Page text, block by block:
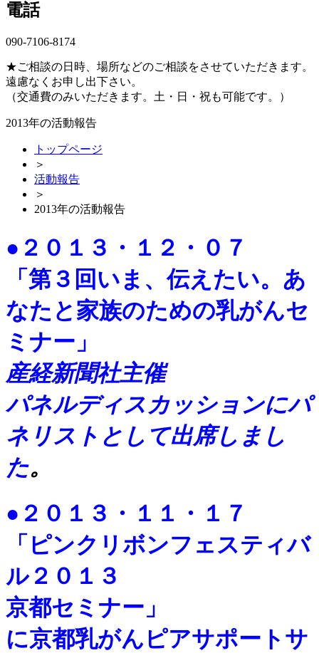
電話
090-7106-8174
★ご相談の日時、場所などのご相談をさせていただきます。
遠慮なくお申し出下さい。
（交通費のみいただきます。土・日・祝も可能です。）
2013年の活動報告
トップページ
＞
活動報告
＞
2013年の活動報告
●２０１３・１２・０７
「第３回いま、伝えたい。あ
なたと家族のための乳がんセ
ミナー」
産経新聞社主催
パネルディスカッションにパ
ネリストとして出席しまし
た。
●２０１３・１１・１７
「ピンクリボンフェスティバ
ル２０１３
京都セミナー」
に京都乳がんピアサポートサ